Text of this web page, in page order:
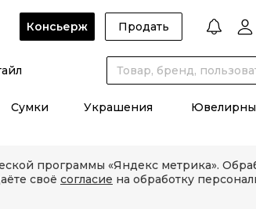
Консьерж Продать
Сумки Украшения
программы «Яндекс метрика».
своё согласие на обработку